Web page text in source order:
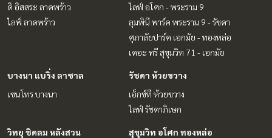
ดิ อิสสระ ลาดพร้าว
ไลฟ์ ลาดพร้าว
ไลฟ์ อโศก - พระราม 9
ลุมพินี พาร์ค พระราม 9 - รัชดา
ศุภาลัยปาร์ค เอกมัย - ทองหล่อ
เดอะ ทรี สุขุมวิท 71 - เอกมัย
บางนา แบริ่ง ลาซาล
เซนโทร บางนา
รัชดา ห้วยขวาง
เอ็กซ์ที ห้วยขวาง
ไลฟ์ รัชดาภิเษก
วิทยุ ชิดลม หลังสวน
สุขุมวิท อโศก ทองหล่อ